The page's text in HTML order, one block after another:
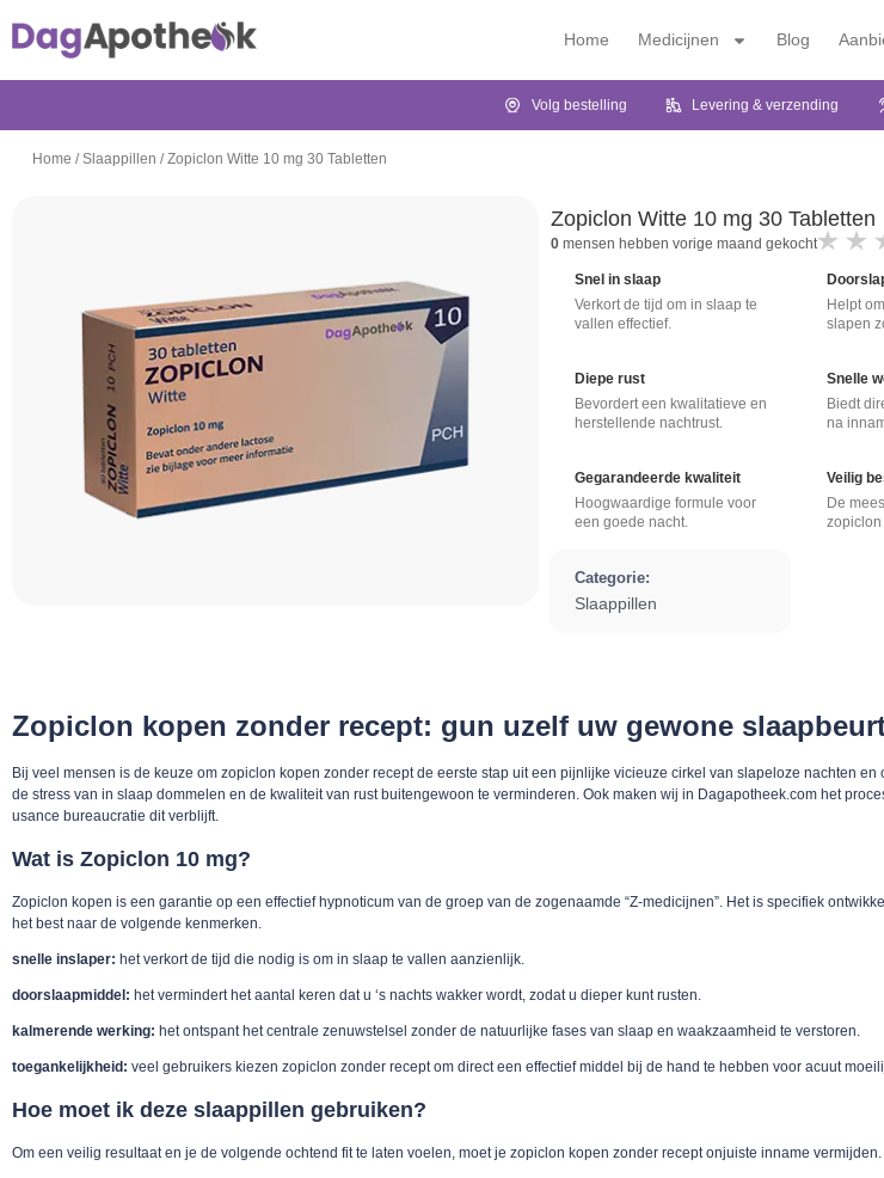
Home Medicijnen Blog
Volg bestelling Levering & verzending
Home /Slaappillen /Zopiclon Witte 10 mg 30 Tabletten
Zopiclon Witte 10 mg 30 Tabletten
0 mensen hebben vorige maand gekocht
Snel in slaap
Verkort de tijd om in slaap te
vallen effectief.
Helpt
slapen
Diepe rust
Bevordert een kwalitatieve en
herstellende nachtrust.
Snelle
Biedt
na
Gegarandeerde kwaliteit
Hoogwaardige formule voor
een goede nacht.
Veilig
De
zopiclon
Categorie:
Slaappillen
Zopiclon kopen zonder recept: gun uzelf uw gewone
Bij veel mensen is de keuze om zopiclon kopen zonder recept de eerste stap uit een pijnlijke vicieuze cirkel van slapeloze nachten
de stress van in slaap dommelen en de kwaliteit van rust buitengewoon te verminderen. Ook maken wij in Dagapotheek.com het
usance bureaucratie dit verblijft.
Wat is Zopiclon 10 mg?
Zopiclon kopen is een garantie op een effectief hypnoticum van de groep van de zogenaamde “Z-medicijnen”. Het is specifiek
het best naar de volgende kenmerken.
snelle inslaper: het verkort de tijd die nodig is om in slaap te vallen aanzienlijk.
doorslaapmiddel: het vermindert het aantal keren dat u ‘s nachts wakker wordt, zodat u dieper kunt rusten.
kalmerende werking: het ontspant het centrale zenuwstelsel zonder de natuurlijke fases van slaap en waakzaamheid te verstoren.
toegankelijkheid: veel gebruikers kiezen zopiclon zonder recept om direct een effectief middel bij de hand te hebben voor acuut
Hoe moet ik deze slaappillen gebruiken?
Om een veilig resultaat en je de volgende ochtend fit te laten voelen, moet je zopiclon kopen zonder recept onjuiste inname